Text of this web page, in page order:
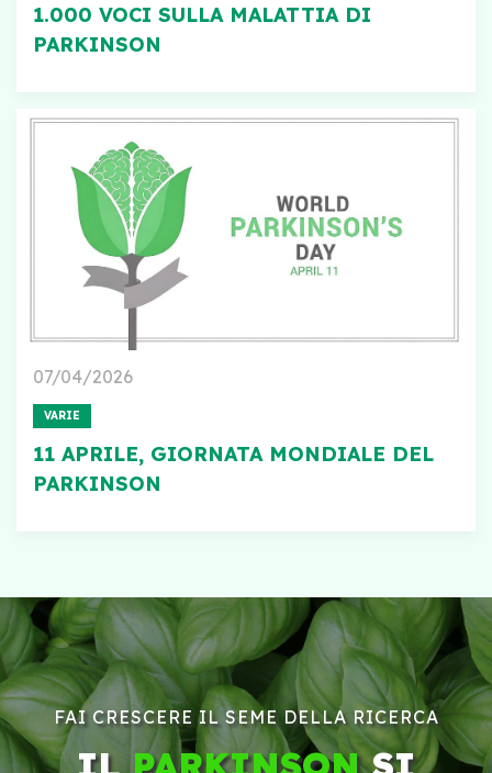
1.000 VOCI SULLA MALATTIA DI
PARKINSON
07/04/2026
VARIE
11 APRILE, GIORNATA MONDIALE DEL
PARKINSON
FAI CRESCERE IL SEME DELLA RICERCA